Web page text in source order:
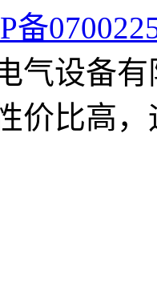
备
气设备
价比高